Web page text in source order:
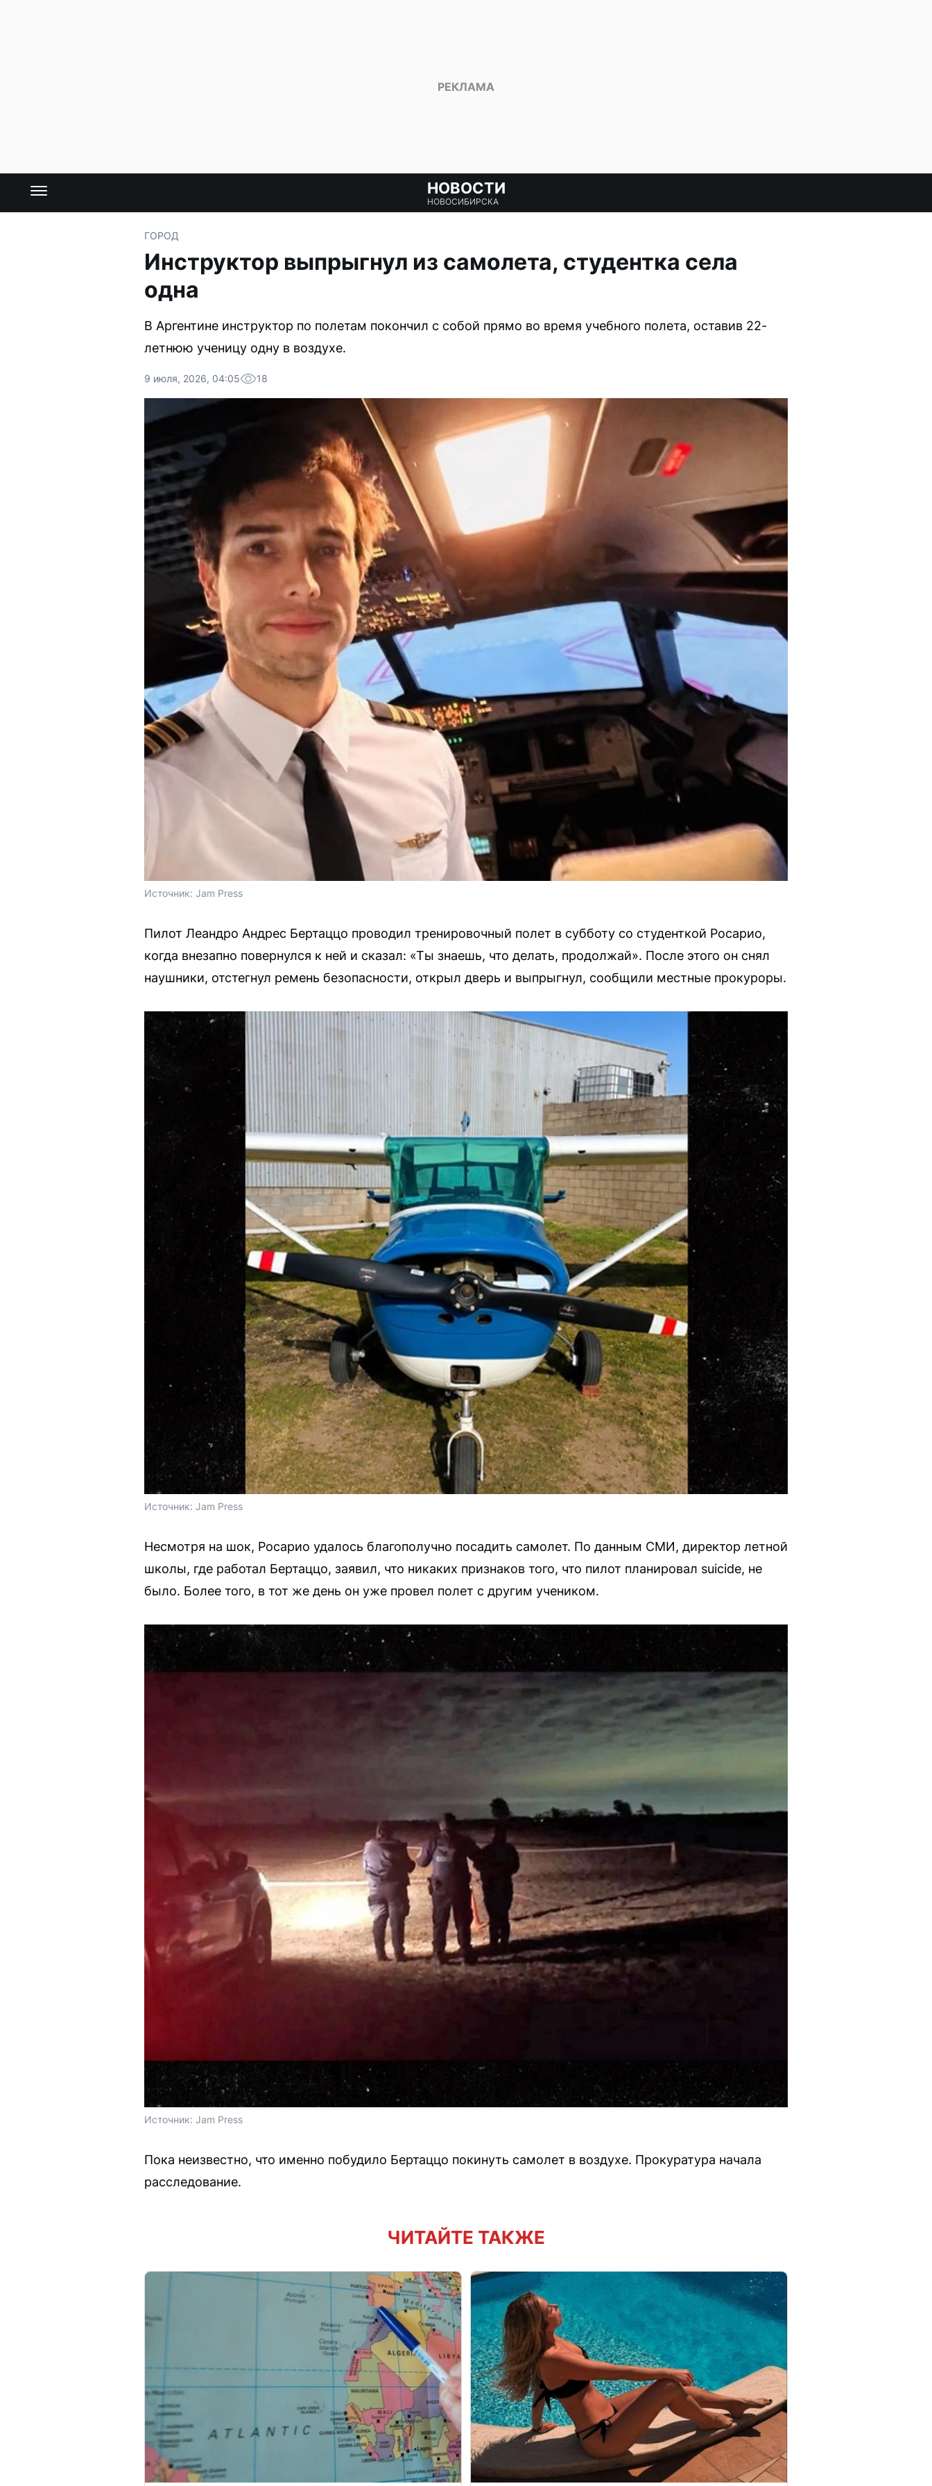
НОВОСТИ
НОВОСИБИРСКА
ГОРОД
Инструктор выпрыгнул из самолета, студентка села
одна
В Аргентине инструктор по полетам покончил с собой прямо во время учебного полета, оставив 22-
летнюю ученицу одну в воздухе.
9 июля, 2026, 04:05 18
Источник: Jam Press
Пилот Леандро Андрес Бертаццо проводил тренировочный полет в субботу со студенткой Росарио,
когда внезапно повернулся к ней и сказал: «Ты знаешь, что делать, продолжай». После этого он снял
наушники, отстегнул ремень безопасности, открыл дверь и выпрыгнул, сообщили местные прокуроры.
Источник: Jam Press
Несмотря на шок, Росарио удалось благополучно посадить самолет. По данным СМИ, директор летной
школы, где работал Бертаццо, заявил, что никаких признаков того, что пилот планировал suicide, не
было. Более того, в тот же день он уже провел полет с другим учеником.
Источник: Jam Press
Пока неизвестно, что именно побудило Бертаццо покинуть самолет в воздухе. Прокуратура начала
расследование.
ЧИТАЙТЕ ТАКЖЕ